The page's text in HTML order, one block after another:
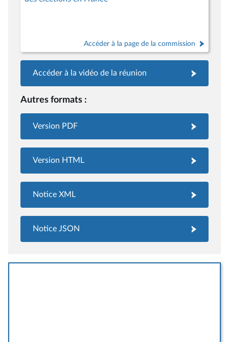
Accéder à la page de la commission
Accéder à la vidéo de la réunion
Autres formats :
Version PDF
Version HTML
Notice XML
Notice JSON